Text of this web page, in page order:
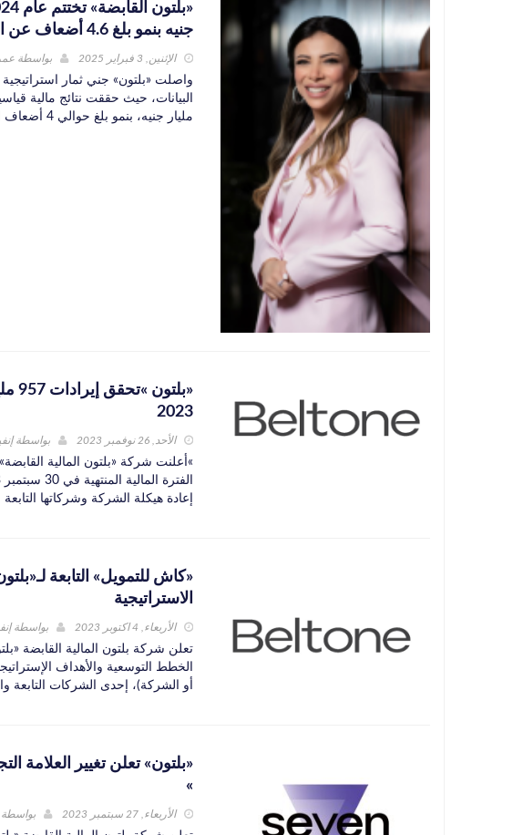
جنيه بنمو بلغ 4.6 أضعاف عن العام السابق
الإثنين, 3 فبراير 2025 بواسطة
واصلت «بلتون» جني ثمار
مليار جنيه، بنمو بلغ حوالي 4 أضعاف العام السابق في إعلان ا ...
2023
الأحد, 26 نوفمبر 2023 بواسطة
»أعلنت شركة «بلتون المالية
إعادة هيكلة الشركة وشركاتها
«كاش للتمويل» التابعة
الاستراتيجية
الأربعاء, 4 اكتوبر 2023 بواسطة
تعلن شركة بلتون المالية القابضة
الخطط التوسعية والأهداف
أو الشركة)، إحدى الشركات التابعة
»
الأربعاء, 27 سبتمبر 2023